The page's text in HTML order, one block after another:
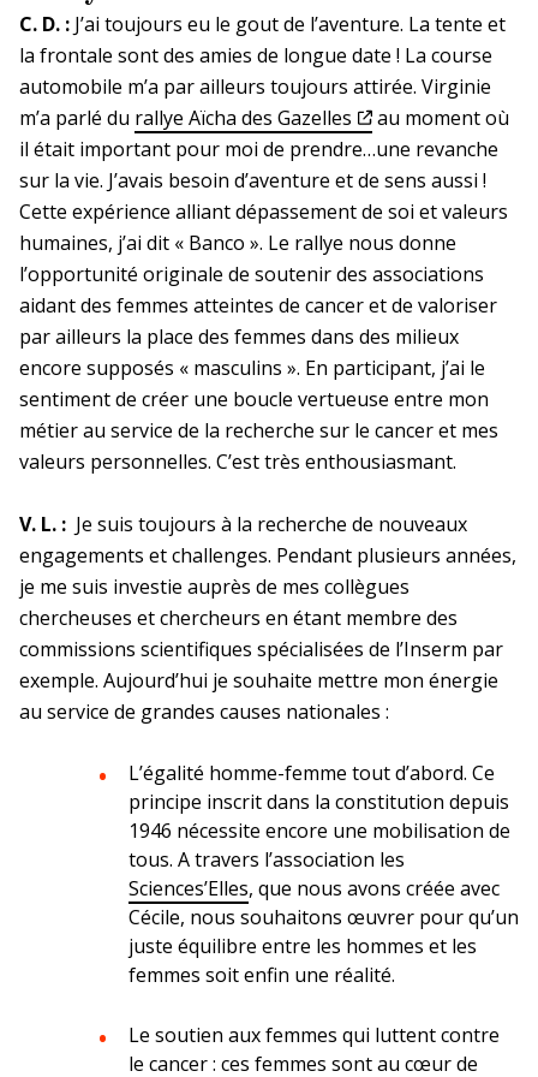
Mobilité interne des chercheurs
Changement d’affectation et partage
d’activité
Mobilité interne des ingénieurs et
techniciens
Mobilité externe des chercheurs et des
ITPoursuivre sa carrière hors de
l’Inserm
Mobilité internationaleVenir en France,
partir à l'étranger
Comité d’action et d’entraide sociale
(Caes)
Politique sociale et formation
Commission nationale de politique
sociale (CNPS)
Commission nationale de formation
(CNF)
Instances ministérielles
CneserConseil national de
l'enseignement supérieur et de la
Décisions
Décisions relatives à l’organisation de
l’Inserm
Décisions relatives aux unités depuis
2009
En brefLa DR Occitanie Méditerranée
en bref
La prévention dans ma DR
Occitanie Pyrénées
En brefLa DR Occitanie Pyrénées en
bref
En pratiqueLa DR Occitanie Pyrénées
en bref
Paca et Corse
En brefLa DR Paca et Corse en bref
La prévention dans ma DR
Paris-IDF Centre Est
bref
Lauréats et comités d’évaluation
Collaborations internationales
Les collaborations internationales en
bref
Projets de recherche internationaux
(PRI)
Tremplin international
Inserm-Indian Council for Medical
Research (ICMR)Appel à projets
Complications vasculaires du diabète
Inserm-Fonds de recherche du Québec
Inserm-Japan Society for the Promotion
of Science (JSPS)Appel à propositions
pour un séminaire conjoint en France en
2027
Technology Council (NSTC) de Taïwan
Programmes Mobilités exploratoires et
séminaires conjoints 2026
Appels Inserm/Iresp
L’utilisation secondaire
Importation et exportation
Préparation et conservation
Examens génétiques
Définition de l’animal de laboratoire
Le transport de l’animal de laboratoire
L’état sanitaire de l’animal de laboratoire
Le devenir de l’animal
La qualification du personnel
Acquisition et validation des
compétences des personnels
Le certificat de capacité
Dispositif éthique et autorisation de
projet
Cadre éthique de la recherche animale
Conduire un projet utilisant des animaux
à des fins scientifiques
Groupe Organismes modèles et
ressources
Bases de données pour la recherche en santé
Les principales bases de données
Le Système national des données de
C. D. : J’ai toujours eu le gout de l’aventure. La tente et
la frontale sont des amies de longue date ! La course
automobile m’a par ailleurs toujours attirée. Virginie
m’a parlé du rallye Aïcha des Gazelles
au moment où
il était important pour moi de prendre…une revanche
sur la vie. J’avais besoin d’aventure et de sens aussi !
Cette expérience alliant dépassement de soi et valeurs
humaines, j’ai dit « Banco ». Le rallye nous donne
l’opportunité originale de soutenir des associations
aidant des femmes atteintes de cancer et de valoriser
par ailleurs la place des femmes dans des milieux
encore supposés « masculins ». En participant, j’ai le
sentiment de créer une boucle vertueuse entre mon
métier au service de la recherche sur le cancer et mes
valeurs personnelles. C’est très enthousiasmant.
V. L. : Je suis toujours à la recherche de nouveaux
engagements et challenges. Pendant plusieurs années,
je me suis investie auprès de mes collègues
chercheuses et chercheurs en étant membre des
commissions scientifiques spécialisées de l’Inserm par
exemple. Aujourd’hui je souhaite mettre mon énergie
au service de grandes causes nationales :
L’égalité homme-femme tout d’abord. Ce
principe inscrit dans la constitution depuis
1946 nécessite encore une mobilisation de
tous. A travers l’association les
Sciences’Elles, que nous avons créée avec
Cécile, nous souhaitons œuvrer pour qu’un
juste équilibre entre les hommes et les
femmes soit enfin une réalité.
Le soutien aux femmes qui luttent contre
le cancer : ces femmes sont au cœur de